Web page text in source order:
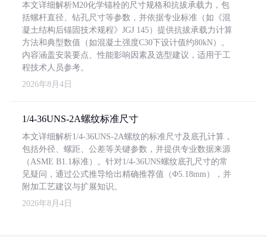
本文详细解析M20化学锚栓的尺寸规格和抗拔承载力，包
括螺杆直径、钻孔尺寸等参数，并依据专业标准（如《混
凝土结构后锚固技术规程》JGJ 145）提供抗拔承载力计算
方法和典型数值（如混凝土强度C30下设计值约80kN）。
内容涵盖安装要点、性能影响因素及选型建议，适用于工
程技术人员参考。
2026年8月4日
1/4-36UNS-2A螺纹标准尺寸
本文详细解析1/4-36UNS-2A螺纹的标准尺寸及底孔计算，
包括外径、螺距、公差等关键参数，并提供专业数据来源
（ASME B1.1标准）。针对1/4-36UNS螺纹底孔尺寸的常
见疑问，通过公式推导给出精确推荐值（Φ5.18mm），并
附加工艺建议与扩展知识。
2026年8月4日